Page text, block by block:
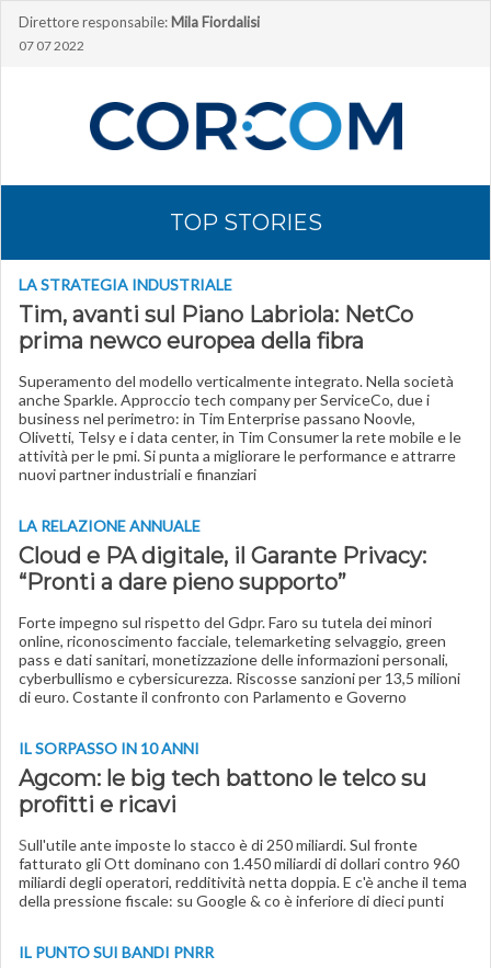
Direttore responsabile: Mila Fiordalisi
07 07 2022
TOP STORIES
LA STRATEGIA INDUSTRIALE
Tim, avanti sul Piano Labriola: NetCo
prima newco europea della fibra
Superamento del modello verticalmente integrato. Nella società
anche Sparkle. Approccio tech company per ServiceCo, due i
business nel perimetro: in Tim Enterprise passano Noovle,
Olivetti, Telsy e i data center, in Tim Consumer la rete mobile e le
attività per le pmi. Si punta a migliorare le performance e attrarre
nuovi partner industriali e finanziari
LA RELAZIONE ANNUALE
Cloud e PA digitale, il Garante Privacy:
“Pronti a dare pieno supporto”
Forte impegno sul rispetto del Gdpr. Faro su tutela dei minori
online, riconoscimento facciale, telemarketing selvaggio, green
pass e dati sanitari, monetizzazione delle informazioni personali,
cyberbullismo e cybersicurezza. Riscosse sanzioni per 13,5 milioni
di euro. Costante il confronto con Parlamento e Governo
IL SORPASSO IN 10 ANNI
Agcom: le big tech battono le telco su
profitti e ricavi
Sull'utile ante imposte lo stacco è di 250 miliardi. Sul fronte
fatturato gli Ott dominano con 1.450 miliardi di dollari contro 960
miliardi degli operatori, redditività netta doppia. E c'è anche il tema
della pressione fiscale: su Google & co è inferiore di dieci punti
IL PUNTO SUI BANDI PNRR